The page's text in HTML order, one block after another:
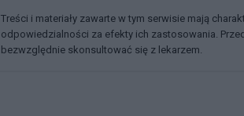
Treści i materiały zawarte w tym serwisie mają
odpowiedzialności za efekty ich zastosowania.
bezwzględnie skonsultować się z lekarzem.